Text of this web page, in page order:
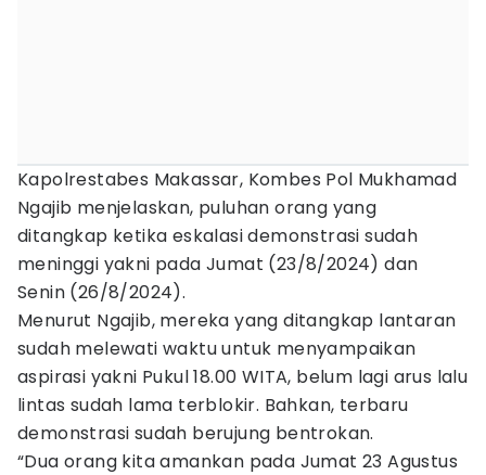
Kapolrestabes Makassar, Kombes Pol Mukhamad
Ngajib menjelaskan, puluhan orang yang
ditangkap ketika eskalasi demonstrasi sudah
meninggi yakni pada Jumat (23/8/2024) dan
Senin (26/8/2024).
Menurut Ngajib, mereka yang ditangkap lantaran
sudah melewati waktu untuk menyampaikan
aspirasi yakni Pukul 18.00 WITA, belum lagi arus lalu
lintas sudah lama terblokir. Bahkan, terbaru
demonstrasi sudah berujung bentrokan.
“Dua orang kita amankan pada Jumat 23 Agustus